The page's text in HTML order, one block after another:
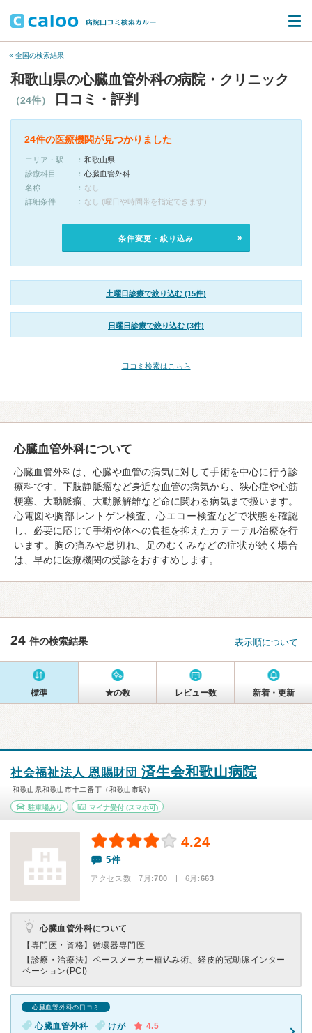
« 全国の検索結果
和歌山県の心臓血管外科の病院・クリニック
（24件） 口コミ・評判
24件の医療機関が見つかりました
エリア・駅
和歌山県
診療科目
心臓血管外科
名称
なし
詳細条件
なし (曜日や時間帯を指定できます)
条件変更・絞り込み
土曜日診療で絞り込む (15件)
日曜日診療で絞り込む (3件)
口コミ検索はこちら
心臓血管外科について
心臓血管外科は、心臓や血管の病気に対して手術を中心に行う診
療科です。下肢静脈瘤など身近な血管の病気から、狭心症や心筋
梗塞、大動脈瘤、大動脈解離など命に関わる病気まで扱います。
心電図や胸部レントゲン検査、心エコー検査などで状態を確認
し、必要に応じて手術や体への負担を抑えたカテーテル治療を行
います。胸の痛みや息切れ、足のむくみなどの症状が続く場合
は、早めに医療機関の受診をおすすめします。
24 件の検索結果 表示順について
標準 ★の数 レビュー数 新着・更新
社会福祉法人 恩賜財団済生会和歌山病院
和歌山県和歌山市十二番丁（和歌山市駅）
駐車場あり マイナ受付(スマホ可)
4.24
5件
アクセス数 7月:700 | 6月:663
心臓血管外科について
【専門医・資格】 循環器専門医
【診療・治療法】 ペースメーカー植込み術、経皮的冠動脈インター
ベーション(PCI)
心臓血管外科の口コミ
心臓血管外科 けが
4.5